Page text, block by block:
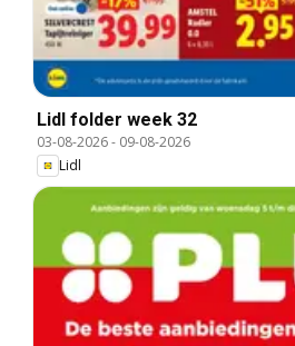
Lidl folder week 32
03-08-2026- 09-08-2026
Lidl